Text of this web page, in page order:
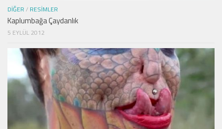
DIĞER / RESIMLER
Kaplumbağa Çaydanlık
5 EYLÜL 2012